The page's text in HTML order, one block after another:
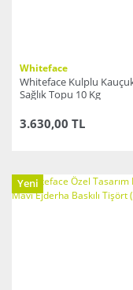
Whiteface
Whiteface Kulplu
Sağlık Topu 10 Kg
3.630,00 TL
Yeni